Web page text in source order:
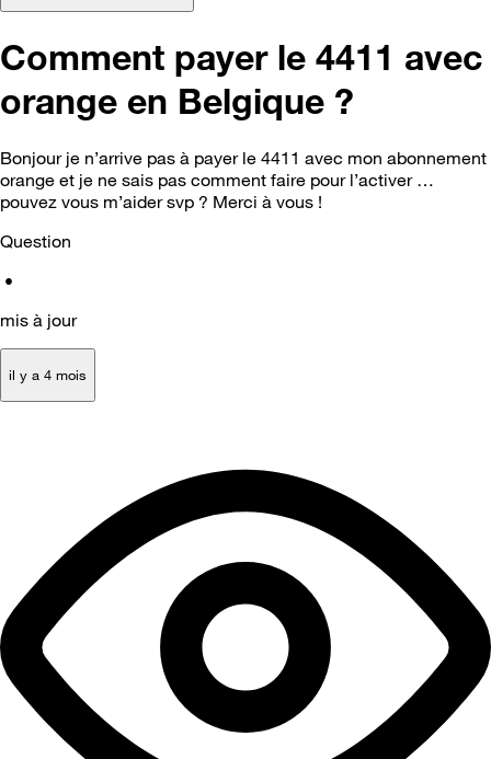
Comment payer le 4411 avec
orange en Belgique ?
Bonjour je n’arrive pas à payer le 4411 avec mon abonnement
orange et je ne sais pas comment faire pour l’activer …
pouvez vous m’aider svp ? Merci à vous !
Question
•
mis à jour
il y a 4 mois